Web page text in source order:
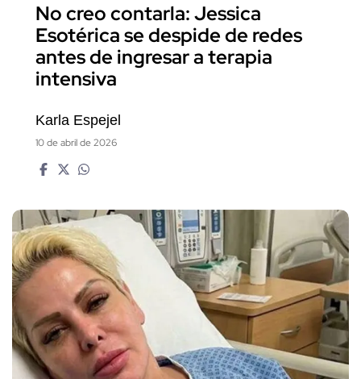
No creo contarla: Jessica
Esotérica se despide de redes
antes de ingresar a terapia
intensiva
Karla Espejel
10 de abril de 2026